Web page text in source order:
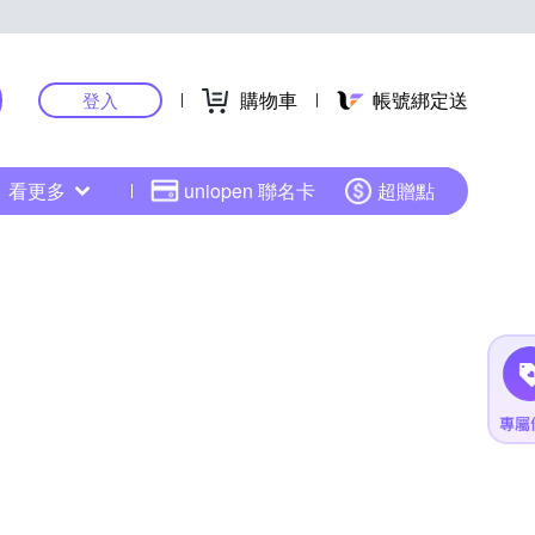
登入 購物車 帳號綁定送
看更多 uniopen 聯名卡 超贈點